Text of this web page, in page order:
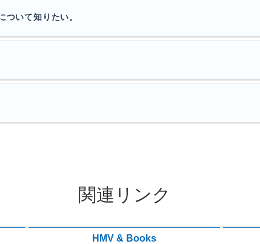
いて知りたい。
関連リンク
HMV & Books